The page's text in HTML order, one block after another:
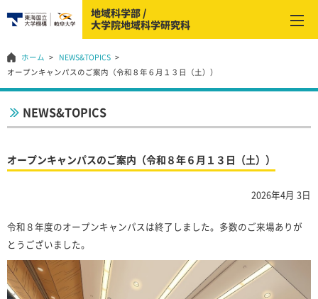
ホーム
NEWS&TOPICS
オープンキャンパスのご案内（令和８年６月１３日（土））
NEWS&TOPICS
オープンキャンパスのご案内（令和８年６月１３日（土））
2026年4月 3日
令和８年度のオープンキャンパスは終了しました。多数のご来場ありが
とうございました。